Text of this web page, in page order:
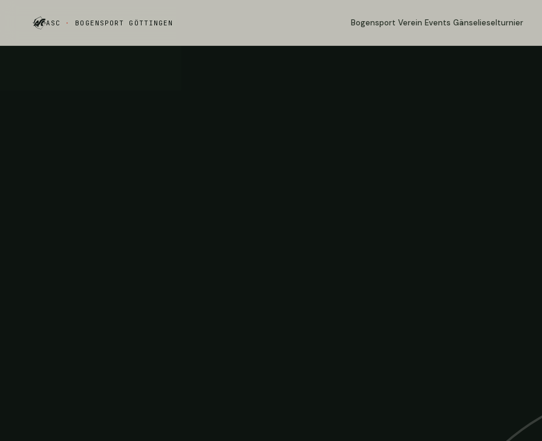
ASC · BOGENSPORT GÖTTINGEN Bogensport Verein Events Gänselieselturnier